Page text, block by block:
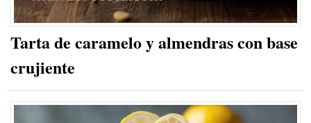
Tarta de caramelo y almendras con base
crujiente